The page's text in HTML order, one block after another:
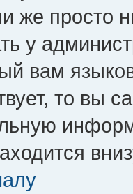
же просто
у
вам
то вы